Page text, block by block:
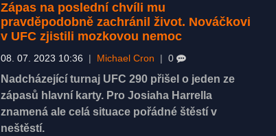
Zápas na poslední chvíli mu
pravděpodobně zachránil život. Nováčkovi
v UFC zjistili mozkovou nemoc
08. 07. 2023 10:36 Michael Cron 0
Nadcházející turnaj UFC 290 přišel o jeden ze
zápasů hlavní karty. Pro Josiaha Harrella
znamená ale celá situace pořádné štěstí v
neštěstí.